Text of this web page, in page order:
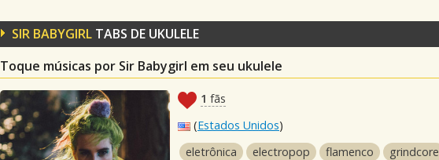
SIR BABYGIRL TABS DE UKULELE
Toque músicas por Sir Babygirl em seu ukulele
1 fãs
(Estados Unidos)
eletrônica
electropop flamenco
grindcore